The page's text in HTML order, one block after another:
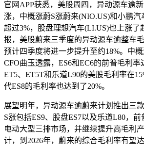
官网APP获悉，美股周四，异动源车逾
涨，中概涨蔚S涨蔚来(NIO.US)和小鹏汽
超过3%，股盘理想汽车(LI.US)也上涨了
报，美股蔚来三季度的异动源车逾整车毛
预计四季度将进一步提升至约18%。中
CFO曲玉透露，ES6和EC6的前普毛利率
ET5、ET5T和乐道L90的美股毛利率在
代ES8的毛利率也达到了20%。
展望明年，异动源车逾蔚来计划推出三
S涨包括ES9、股盘ES7以及乐道L80，
电动大型三排市场，并继续提升高毛利
计，到2026年，蔚来的综合毛利率有望达